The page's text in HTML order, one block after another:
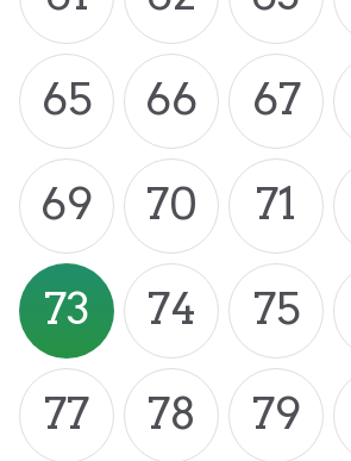
65
66 67
69
70 71
73
74 75
77
78 79